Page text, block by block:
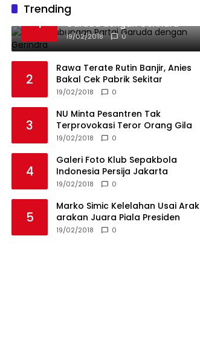
Trending
1
Ini Dia Hubungan Partai
Garuda dengan Gerindra
19/02/2018 0
2
Rawa Terate Rutin Banjir, Anies
Bakal Cek Pabrik Sekitar
19/02/2018 0
3
NU Minta Pesantren Tak
Terprovokasi Teror Orang Gila
19/02/2018 0
4
Galeri Foto Klub Sepakbola
Indonesia Persija Jakarta
19/02/2018 0
5
Marko Simic Kelelahan Usai Arak
arakan Juara Piala Presiden
19/02/2018 0